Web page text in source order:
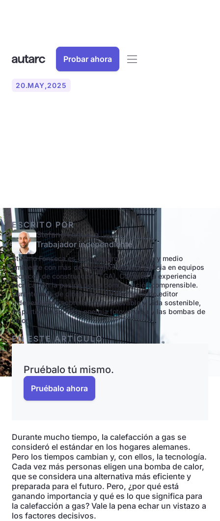
Probar ahora
20.MAY,2025
ESCRITO POR
Stefano Fonseca
Trabajador independiente
Stefano Fonseca es un ingeniero de energía y medio
ambiente con más de seis años de experiencia en equipos
técnicos de construcción (TGA). Combina la experiencia
técnica con la pasión por la comunicación comprensible.
Durante más de cinco años, ha escrito como editor
independiente sobre energía renovable y vida sostenible,
en particular sobre la energía fotovoltaica y las bombas de
calor.
EN ESTE ARTÍCULO
Pruébalo tú mismo.
Pruébalo ahora
Durante mucho tiempo, la calefacción a gas se
consideró el estándar en los hogares alemanes.
Pero los tiempos cambian y, con ellos, la tecnología.
Cada vez más personas eligen una bomba de calor,
que se considera una alternativa más eficiente y
preparada para el futuro. Pero, ¿por qué está
ganando importancia y qué es lo que significa para
la calefacción a gas? Vale la pena echar un vistazo a
los factores decisivos.